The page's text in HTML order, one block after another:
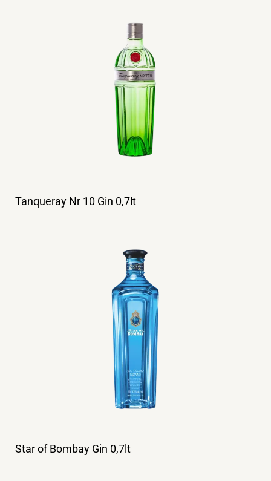
Tanqueray Nr 10 Gin 0,7lt
Star of Bombay Gin 0,7lt